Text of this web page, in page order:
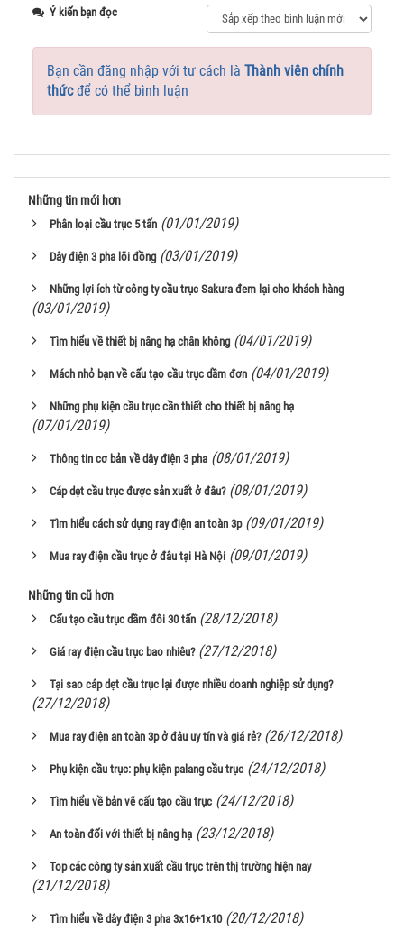
Ý kiến bạn đọc
Bạn cần đăng nhập với tư cách là Thành viên chính
thứcđể có thể bình luận
Những tin mới hơn
Phân loại cầu trục 5 tấn (01/01/2019)
Dây điện 3 pha lõi đồng (03/01/2019)
Những lợi ích từ công ty cầu trục Sakura đem lại cho khách hàng
(03/01/2019)
Tìm hiểu về thiết bị nâng hạ chân không (04/01/2019)
Mách nhỏ bạn về cấu tạo cầu trục dầm đơn (04/01/2019)
Những phụ kiện cầu trục cần thiết cho thiết bị nâng hạ
(07/01/2019)
Thông tin cơ bản về dây điện 3 pha (08/01/2019)
Cáp dẹt cầu trục được sản xuất ở đâu? (08/01/2019)
Tìm hiểu cách sử dụng ray điện an toàn 3p (09/01/2019)
Mua ray điện cầu trục ở đâu tại Hà Nội (09/01/2019)
Những tin cũ hơn
Cấu tạo cầu trục dầm đôi 30 tấn (28/12/2018)
Giá ray điện cầu trục bao nhiêu? (27/12/2018)
Tại sao cáp dẹt cầu trục lại được nhiều doanh nghiệp sử dụng?
(27/12/2018)
Mua ray điện an toàn 3p ở đâu uy tín và giá rẻ? (26/12/2018)
Phụ kiện cầu trục: phụ kiện palang cầu trục (24/12/2018)
Tìm hiểu về bản vẽ cấu tạo cầu trục (24/12/2018)
An toàn đối với thiết bị nâng hạ (23/12/2018)
Top các công ty sản xuất cầu trục trên thị trường hiện nay
(21/12/2018)
Tìm hiểu về dây điện 3 pha 3x16+1x10 (20/12/2018)